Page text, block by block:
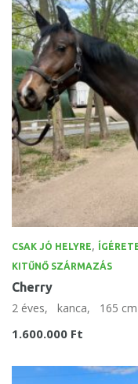
CSAK JÓ HELYRE,
KITŰNŐ SZÁRMAZÁS
Cherry
2 éves, kanca, 165 cm
1.600.000 Ft